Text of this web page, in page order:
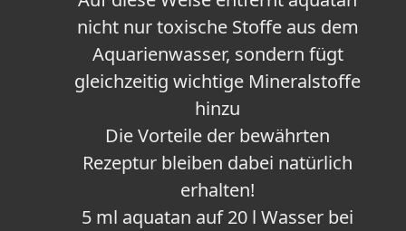
nicht nur toxische Stoffe aus dem
Aquarienwasser, sondern fügt
gleichzeitig wichtige Mineralstoffe
hinzu
Die Vorteile der bewährten
Rezeptur bleiben dabei natürlich
erhalten!
5 ml aquatan auf 20 l Wasser bei